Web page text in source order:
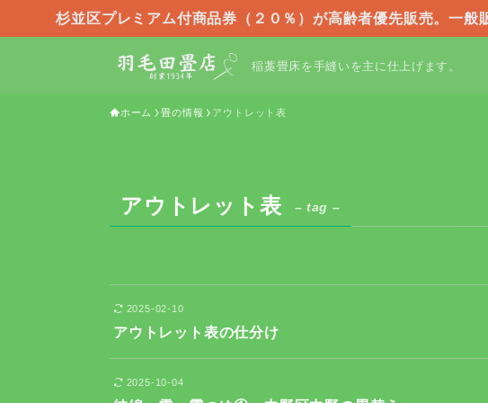
杉並区プレミアム付商品券（２０％）が高齢者優先販売。一
稲藁畳床を手縫いを主に仕上げます。
ホーム 畳の情報 アウトレット表
アウトレット表 – tag –
2025-02-10
アウトレット表の仕分け
2025-10-04